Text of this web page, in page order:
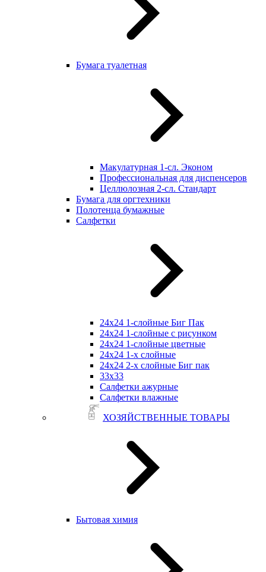
Бумага туалетная
Макулатурная 1-сл. Эконом
Профессиональная для диспенсеров
Целлюлозная 2-сл. Стандарт
Бумага для оргтехники
Полотенца бумажные
Салфетки
24х24 1-слойные Биг Пак
24х24 1-слойные с рисунком
24х24 1-слойные цветные
24х24 1-х слойные
24х24 2-х слойные Биг пак
33х33
Салфетки ажурные
Салфетки влажные
ХОЗЯЙСТВЕННЫЕ ТОВАРЫ
Бытовая химия